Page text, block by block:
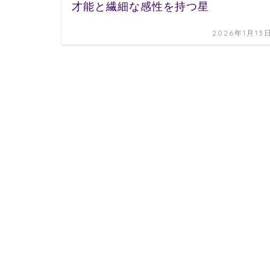
才能と繊細な感性を持つ星
2026年1月13